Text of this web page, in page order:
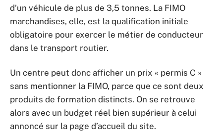
d’un véhicule de plus de 3,5 tonnes. La FIMO
marchandises, elle, est la qualification initiale
obligatoire pour exercer le métier de conducteur
dans le transport routier.
Un centre peut donc afficher un prix « permis C »
sans mentionner la FIMO, parce que ce sont deux
produits de formation distincts. On se retrouve
alors avec un budget réel bien supérieur à celui
annoncé sur la page d’accueil du site.